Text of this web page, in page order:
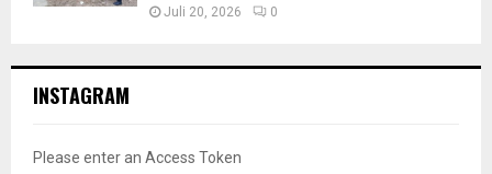
Juli 20, 2026 0
INSTAGRAM
Please enter an Access Token